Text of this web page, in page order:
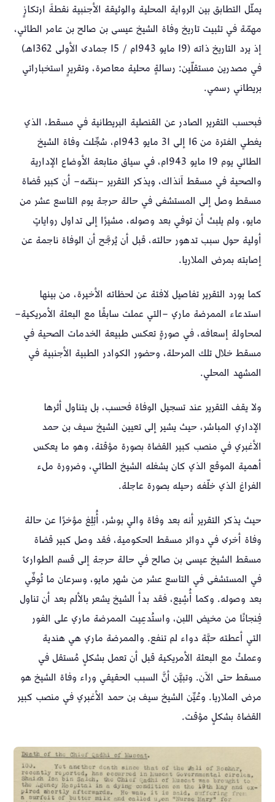
يمثّل التطابق بين الرواية المحلية والوثيقة الأجنبية نقطةَ ارتكازٍ
مهمّة في تثبيت تاريخ وفاة الشيخ عيسى بن صالح بن عامر الطائي،
إذ يرد التاريخ ذاته (19 مايو 1943م / 15 جمادى الأولى 1362هـ)
في مصدرين مستقلّين: رسالةٍ محلية معاصرة، وتقريرٍ استخباراتي
بريطاني رسمي.
فبحسب التقرير الصادر عن القنصلية البريطانية في مسقط، الذي
يغطي الفترة من 16 إلى 31 مايو 1943م، سُجِّلت وفاة الشيخ
الطائي يوم 19 مايو 1943م، في سياق متابعة الأوضاع الإدارية
والصحية في مسقط آنذاك، ويذكر التقرير –بنصّه– أن كبير قضاة
مسقط وصل إلى المستشفى في حالة حرجة يوم التاسع عشر من
مايو، ولم يلبث أن توفي بعد وصوله، مشيرًا إلى تداول رواياتٍ
أولية حول سبب تدهور حالته، قبل أن يُرجَّح أن الوفاة ناجمة عن
إصابته بمرض الملاريا.
كما يورد التقرير تفاصيل لافتة عن لحظاته الأخيرة، من بينها
استدعاء الممرضة ماري –التي عملت سابقًا مع البعثة الأمريكية–
لمحاولة إسعافه، في صورةٍ تعكس طبيعة الخدمات الصحية في
مسقط خلال تلك المرحلة، وحضور الكوادر الطبية الأجنبية في
المشهد المحلي.
ولا يقف التقرير عند تسجيل الوفاة فحسب، بل يتناول أثرها
الإداري المباشر، حيث يشير إلى تعيين الشيخ سيف بن حمد
الأغبري في منصب كبير القضاة بصورة مؤقتة، وهو ما يعكس
أهمية الموقع الذي كان يشغله الشيخ الطائي، وضرورة ملء
الفراغ الذي خلّفه رحيله بصورة عاجلة.
حيث يذكر التقرير أنهبعد وفاة والي بوشر، أُبْلِغ مؤخرًا عن حالة
وفاة أخرى في دوائر مسقط الحكومية، فقد وصل كبير قضاة
مسقط الشيخ عيسى بن صالح في حالة حرجة إلى قسم الطوارئ
في المستشفى في التاسع عشر من شهر مايو، وسرعان ما تُوفّي
بعد وصوله. وكما أُشِيع، فقد بدأ الشيخ يشعر بالألم بعد أن تناول
فِنجانًا من مخيض اللبن، واستُدعِيت الممرضة ماري على الفور
التي أعطته حبَّة دواء لم تنفع. والممرضة ماري هي هندية
وعملتْ مع البعثة الأمريكية قبل أن تعمل بشكلٍ مُستقل في
مسقط حتى الآن. وتبيَّن أنَّ السبب الحقيقي وراء وفاة الشيخ هو
مرض الملاريا. وعُيِّن الشيخ سيف بن حمد الأغبري في منصب كبير
القضاة بشكلٍ مؤقت.